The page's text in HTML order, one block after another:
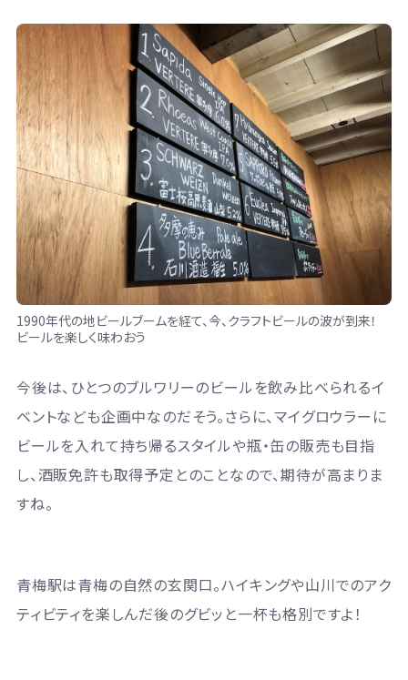
1990年代の地ビールブームを経て、今、クラフトビールの波が到来！
ビールを楽しく味わおう
今後は、ひとつのブルワリーのビールを飲み比べられるイ
ベントなども企画中なのだそう。さらに、マイグロウラーに
ビールを入れて持ち帰るスタイルや瓶・缶の販売も目指
し、酒販免許も取得予定とのことなので、期待が高まりま
すね。
青梅駅は青梅の自然の玄関口。ハイキングや山川でのアク
ティビティを楽しんだ後のグビッと一杯も格別ですよ！